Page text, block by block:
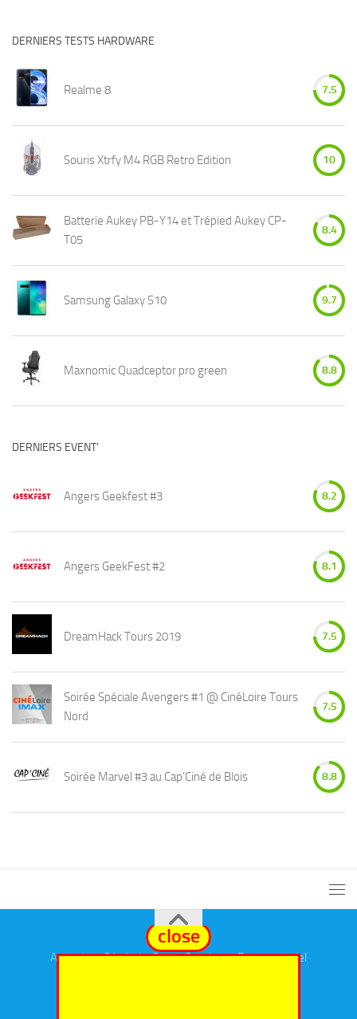
DERNIERS TESTS HARDWARE
Realme 8 7.5
Souris Xtrfy M4 RGB Retro Edition 10
Batterie Aukey PB-Y14 et Trépied Aukey CP-
T05
8.4
Samsung Galaxy S10 9.7
Maxnomic Quadceptor pro green 8.8
DERNIERS EVENT’
Angers Geekfest #3 8.2
Angers GeekFest #2 8.1
DreamHack Tours 2019 7.5
Soirée Spéciale Avengers #1 @ CinéLoire Tours
Nord
7.5
Soirée Marvel #3 au Cap’Ciné de Blois 8.8
AnnuairesGénéral,eSport,CosplayetEvenementiel
close